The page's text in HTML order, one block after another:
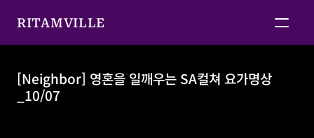
RITAMVILLE
[Neighbor] 영혼을 일깨우는 SA컬쳐 요가명상
_10/07